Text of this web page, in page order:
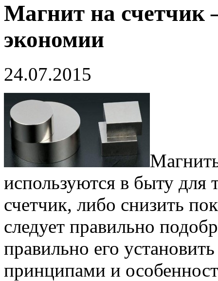
Магнит на счетчик
экономии
24.07.2015
используются в быту для
счетчик, либо снизить
следует правильно
правильно его
принципами и